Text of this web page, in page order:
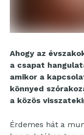
Ahogy az
a csapat
amikor a
könnyed
a közös
Érdemes hát a